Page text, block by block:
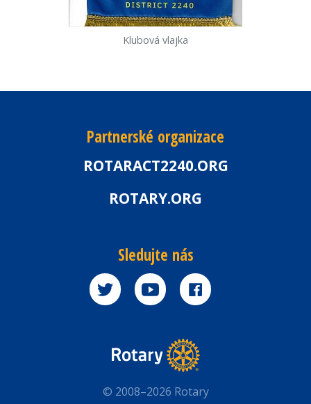
Klubová vlajka
Partnerské organizace
ROTARACT2240.ORG
ROTARY.ORG
Sledujte nás
© 2008–2026 Rotary